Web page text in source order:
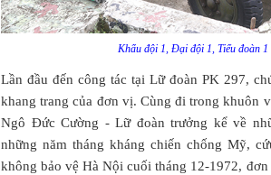
Khẩu đội 1, Đại đội 1, Tiểu đoàn 1
Lần đầu đến công tác tại Lữ đoàn PK 297,
khang trang của đơn vị. Cùng đi trong khuôn
Ngô Đức Cường - Lữ đoàn trưởng kể về
những năm tháng kháng chiến chống Mỹ,
không bảo vệ Hà Nội cuối tháng 12-1972,